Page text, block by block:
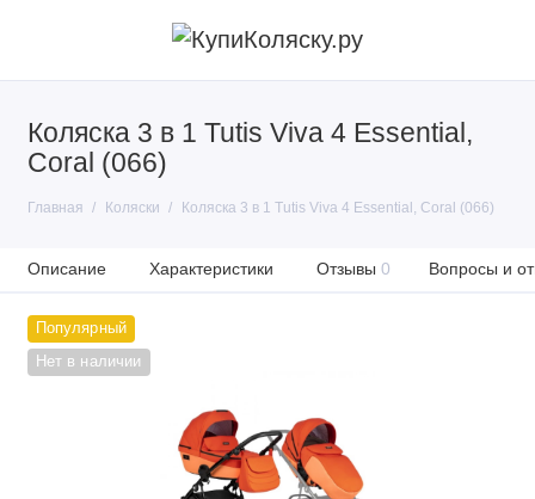
Коляска 3 в 1 Tutis Viva 4 Essential,
Coral (066)
Главная Коляски Коляска 3 в 1 Tutis Viva 4 Essential, Coral (066)
Описание Характеристики Отзывы 0 Вопросы и
Популярный
Нет в наличии